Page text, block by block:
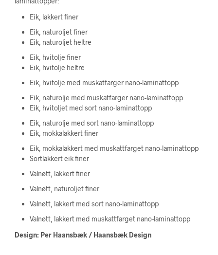
Eik, lakkert finer
Eik, naturoljet finer
Eik, naturoljet heltre
Eik, hvitolje finer
Eik, hvitolje heltre
Eik, hvitolje med muskatfarger nano-laminattopp
Eik, naturolje med muskatfarger nano-laminattopp
Eik, hvitoljet med sort nano-laminattopp
Eik, naturolje med sort nano-laminattopp
Eik, mokkalakkert finer
Eik, mokkalakkert med muskattfarget nano-laminattopp
Sortlakkert eik finer
Valnøtt, lakkert finer
Valnøtt, naturoljet finer
Valnøtt, lakkert med sort nano-laminattopp
Valnøtt, lakkert med muskattfarget nano-laminattopp
Design: Per Haansbæk / Haansbæk Design